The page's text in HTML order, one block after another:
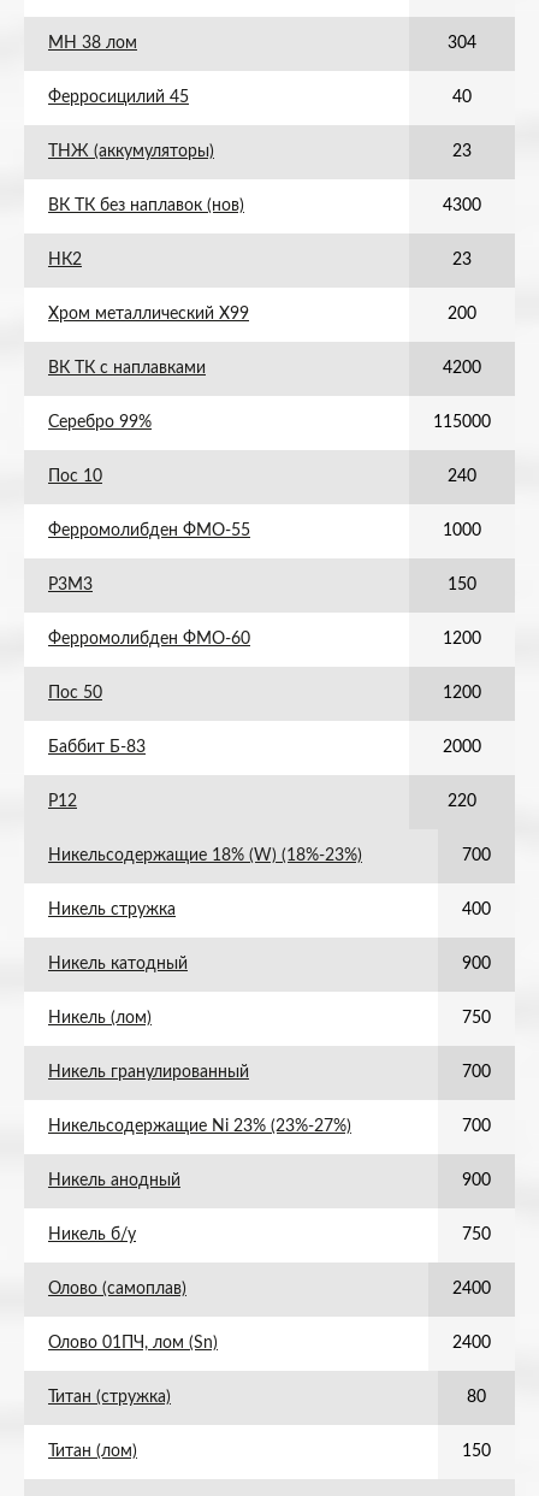
МН 38 лом 304
Ферросицилий 45 40
ТНЖ (аккумуляторы) 23
ВК ТК без наплавок (нов) 4300
НК2 23
Хром металлический Х99 200
ВК ТК с наплавками 4200
Серебро 99% 115000
Пос 10 240
Ферромолибден ФМО-55 1000
Р3М3 150
Ферромолибден ФМО-60 1200
Пос 50 1200
Баббит Б-83 2000
Р12 220
Никельсодержащие 18% (W) (18%-23%) 700
Никель стружка 400
Никель катодный 900
Никель (лом) 750
Никель гранулированный 700
Никельсодержащие Ni 23% (23%-27%) 700
Никель анодный 900
Никель б/у 750
Олово (самоплав) 2400
Олово 01ПЧ, лом (Sn) 2400
Титан (стружка) 80
Титан (лом) 150